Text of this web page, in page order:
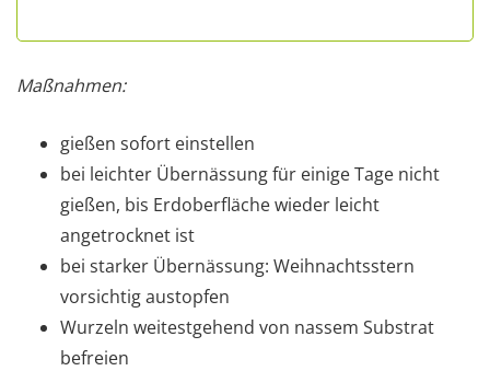
Maßnahmen:
gießen sofort einstellen
bei leichter Übernässung für einige Tage nicht
gießen, bis Erdoberfläche wieder leicht
angetrocknet ist
bei starker Übernässung: Weihnachtsstern
vorsichtig austopfen
Wurzeln weitestgehend von nassem Substrat
befreien